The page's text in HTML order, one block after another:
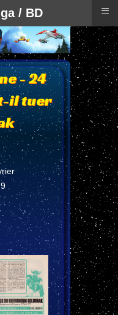
- 24
il tuer
/ BD ≡